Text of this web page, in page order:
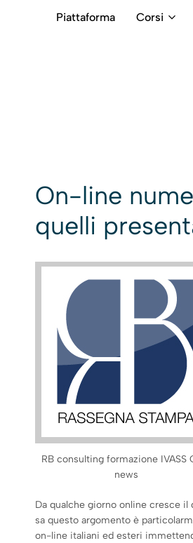
Piattaforma Corsi
On-line
quelli
RB consulting formazione IVASS
news
Da qualche giorno online cresce
sa questo argomento è
on-line italiani ed esteri